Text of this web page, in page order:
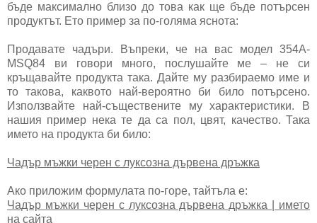
бъде максимално близо до това как ще бъде потърсен
продуктът. Ето пример за по-голяма яснота:
Продавате чадъри. Въпреки, че на вас модел 354А-
MSQ84 ви говори много, послушайте ме – не си
кръщавайте продукта така. Дайте му разбираемо име и
то такова, каквото най-вероятно би било потърсено.
Използвайте най-съществените му характеристики. В
нашия пример нека те да са пол, цвят, качество. Така
името на продукта би било:
Чадър мъжки черен с луксозна дървена дръжка
Ако приложим формулата по-горе, тайтъла е:
Чадър мъжки черен с луксозна дървена дръжка | името
на сайта